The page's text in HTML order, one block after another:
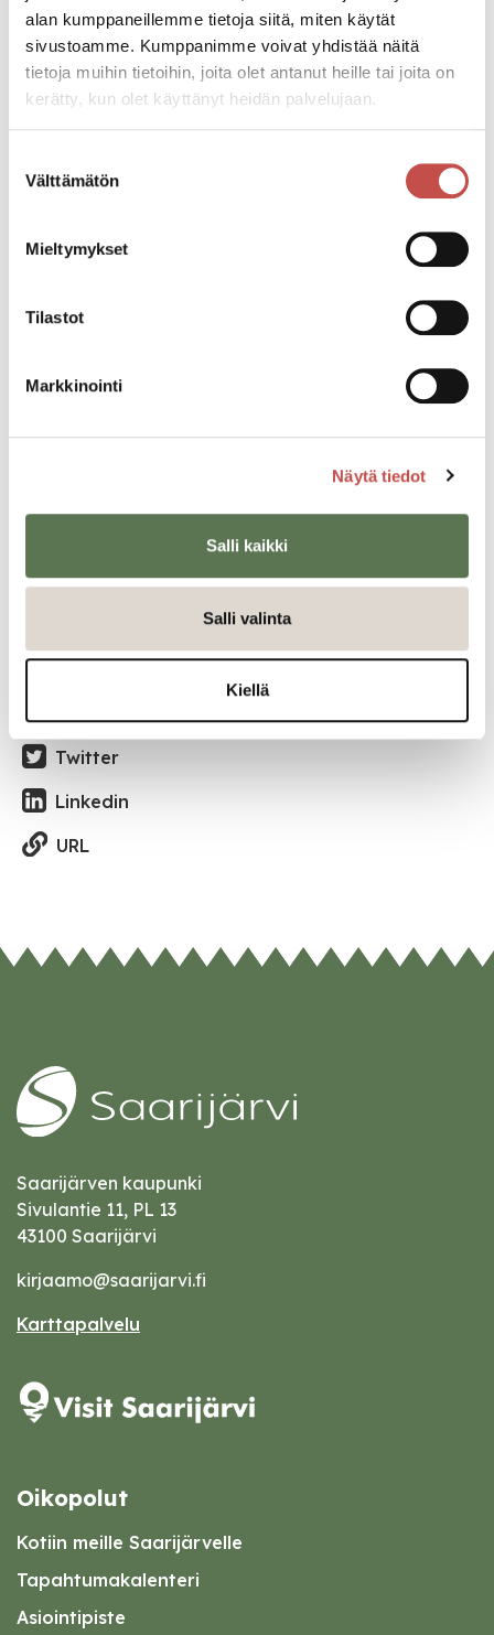
alan kumppaneillemme tietoja siitä, miten käytät
sivustoamme. Kumppanimme voivat yhdistää näitä
tietoja muihin tietoihin, joita olet antanut heille tai joita on
kerätty, kun olet käyttänyt heidän palvelujaan.
valinta
Välttämätön
Mieltymykset
Tilastot
Markkinointi
Näytä tiedot
Salli kaikki
Salli valinta
Kiellä
Tapahtumatiedot
Tapahtuman järjestäjä
Pääsymaksu
Aikuiset, 10 henkilöä tai enemmän 4,50 €
Asiantuntijaopastus 30,00 € /tunti
Museon näyttelytilojen aukioloajat
Katso kaikki tapahtumat
Twitter
Linkedin
URL
Saarijärven kaupunki
Sivulantie 11, PL 13
43100 Saarijärvi
kirjaamo@saarijarvi.fi
Karttapalvelu
Oikopolut
Kotiin meille Saarijärvelle
Tapahtumakalenteri
Asiointipiste